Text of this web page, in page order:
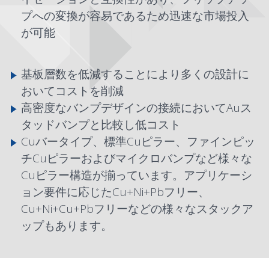
プへの変換が容易であるため迅速な市場投入
が可能
基板層数を低減することにより多くの設計に
おいてコストを削減
高密度なバンプデザインの接続においてAuス
タッドバンプと比較し低コスト
Cuバータイプ、標準Cuピラー、ファインピッ
チCuピラーおよびマイクロバンプなど様々な
Cuピラー構造が揃っています。アプリケーシ
ョン要件に応じたCu+Ni+Pbフリー、
Cu+Ni+Cu+Pbフリーなどの様々なスタックア
ップもあります。